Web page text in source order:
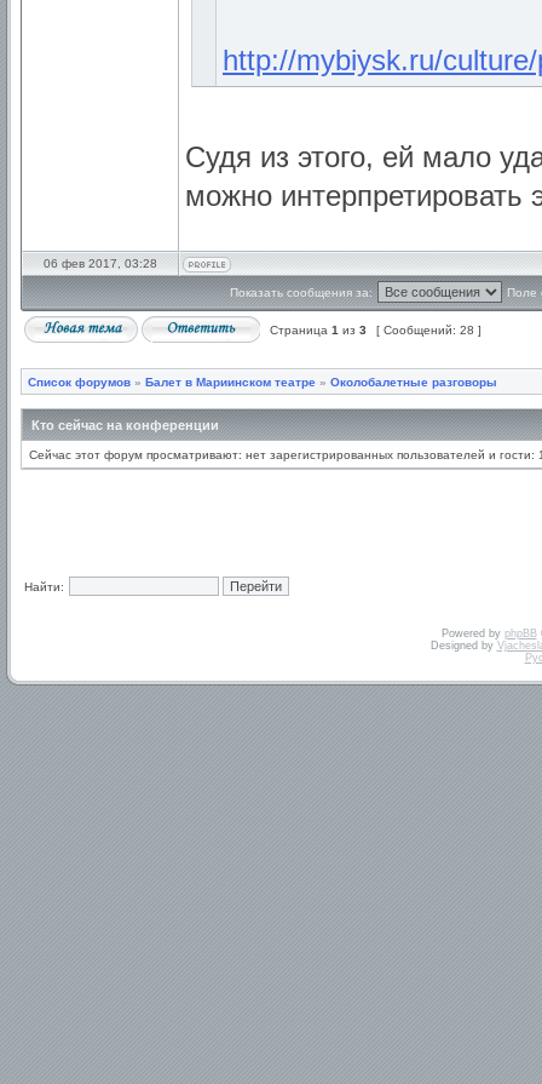
http://mybiysk.ru/
Судя из этого, ей мало
можно интерпретировать
06 фев 2017, 03:28
Показать сообщения за: Поле
Страница 1 из 3 [ Сообщений: 28 ]
Список форумов » Балет в Мариинском театре » Околобалетные разговоры
Кто сейчас на конференции
Сейчас этот форум просматривают: нет зарегистрированных пользователей и гости:
Найти:
Powered by phpBB
Designed by